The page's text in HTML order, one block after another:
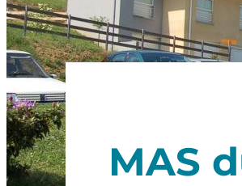
MAS